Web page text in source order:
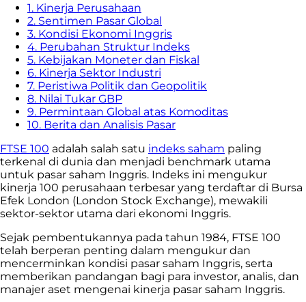
1. Kinerja Perusahaan
2. Sentimen Pasar Global
3. Kondisi Ekonomi Inggris
4. Perubahan Struktur Indeks
5. Kebijakan Moneter dan Fiskal
6. Kinerja Sektor Industri
7. Peristiwa Politik dan Geopolitik
8. Nilai Tukar GBP
9. Permintaan Global atas Komoditas
10. Berita dan Analisis Pasar
FTSE 100 adalah salah satu indeks saham paling
terkenal di dunia dan menjadi benchmark utama
untuk pasar saham Inggris. Indeks ini mengukur
kinerja 100 perusahaan terbesar yang terdaftar di Bursa
Efek London (London Stock Exchange), mewakili
sektor-sektor utama dari ekonomi Inggris.
Sejak pembentukannya pada tahun 1984, FTSE 100
telah berperan penting dalam mengukur dan
mencerminkan kondisi pasar saham Inggris, serta
memberikan pandangan bagi para investor, analis, dan
manajer aset mengenai kinerja pasar saham Inggris.